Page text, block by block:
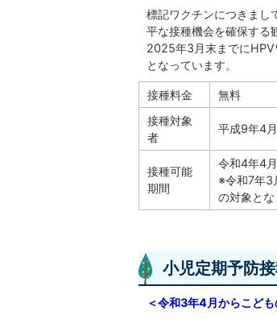
標記ワクチンにつきまし
平な接種機会を確保する
2025年3月末までに
となっています。
接種料金
無料
接種対象
者
平成9年4
接種可能
期間
令和4年4
※令和7年3
の対象とな
小児定期予防
＜令和3年4月からこど